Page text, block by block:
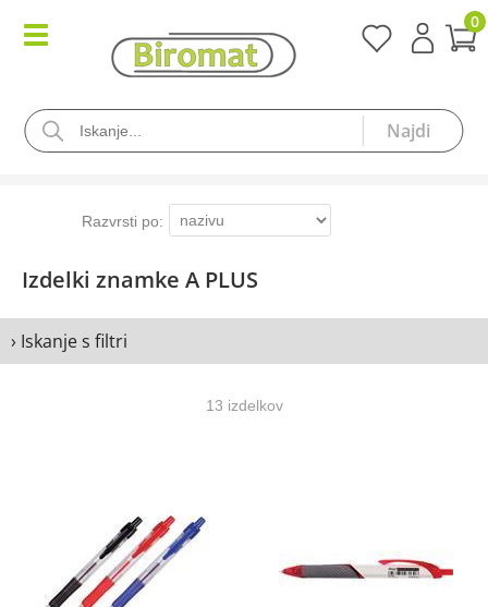
0
Izdelki znamke A PLUS
› Iskanje s filtri
13 izdelkov